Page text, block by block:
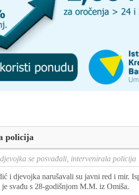
policija
se posvađali, intervenirala policija
i djevojka narušavali su javni red i mir.
svađu s 28-godišnjom M.M. iz Omiša.